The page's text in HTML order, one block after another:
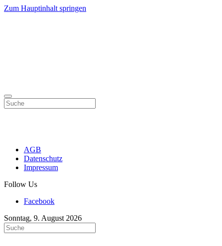
Zum Hauptinhalt springen
AGB
Datenschutz
Impressum
Follow Us
Facebook
Sonntag, 9. August 2026